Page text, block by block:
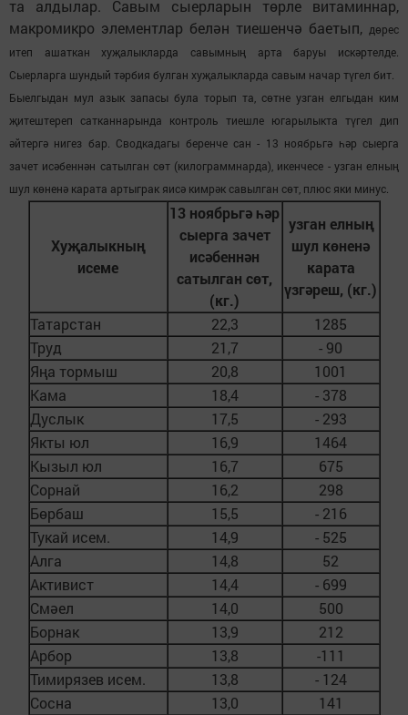
та алдылар. Савым сыерларын төрле витаминнар,
макромикро элементлар белән тиешенчә баетып, дөрес
итеп ашаткан хуҗалыкларда савымның арта баруы искәртелде.
Сыерларга шундый тәрбия булган хуҗалыкларда савым начар түгел бит.
Быелгыдан мул азык запасы була торып та, сөтне узган елгыдан ким
җитештереп сатканнарында контроль тиешле югарылыкта түгел дип
әйтергә нигез бар. Сводкадагы беренче сан - 13 ноябрьгә һәр сыерга
зачет исәбеннән сатылган сөт (килограммнарда), икенчесе - узган елның
шул көненә карата артыграк яисә кимрәк савылган сөт, плюс яки минус.
Хуҗалыкның
исеме
13 ноябрьгә һәр
сыерга зачет
исәбеннән
сатылган сөт,
(кг.)
узган елның
шул көненә
карата
үзгәреш, (кг.)
Татарстан
22,3
1285
Труд
21,7
- 90
Яңа тормыш
20,8
1001
Кама
18,4
- 378
Дуслык
17,5
- 293
Якты юл
16,9
1464
Кызыл юл
16,7
675
Сорнай
16,2
298
Бөрбаш
15,5
- 216
Тукай исем.
14,9
- 525
Алга
14,8
52
Активист
14,4
- 699
Смәел
14,0
500
Борнак
13,9
212
Арбор
13,8
-111
Тимирязев исем.
13,8
- 124
Сосна
13,0
141